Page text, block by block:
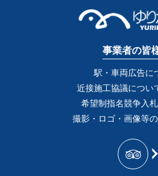
事業者の皆
駅・車両広告に
近接施工協議につい
希望制指名競争入
撮影・ロゴ・画像等